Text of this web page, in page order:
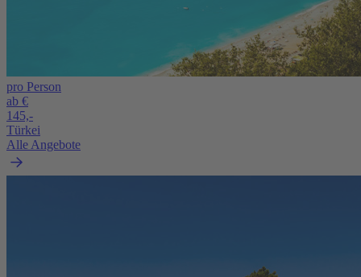
pro Person
ab €
145,-
Türkei
Alle Angebote